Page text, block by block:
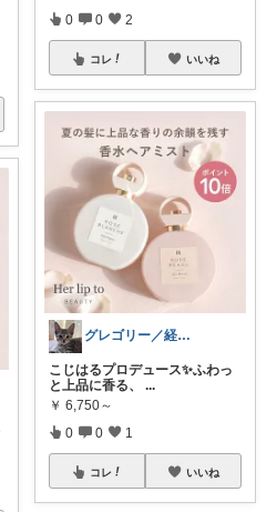
0 0 2
コレ いいね
グレゴリー／経由購入感謝です💕
こじはるプロデュース✨ふわっ
と上品に香る、
...
￥ 6,750～
0 0 1
コレ いいね